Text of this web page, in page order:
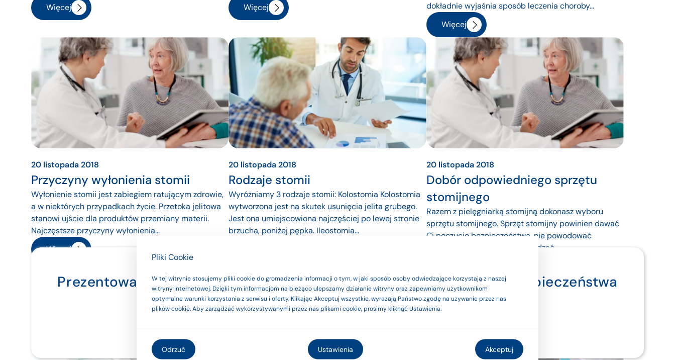
Więcej
Więcej
dokładnie wyjaśnia sposób leczenia choroby...
Więcej
20 listopada 2018
Przyczyny wyłonienia stomii
Wyłonienie stomii jest zabiegiem ratującym zdrowie,
a w niektórych przypadkach życie. Przetoka jelitowa
stanowi ujście dla produktów przemiany materii.
Najczęstsze przyczyny wyłonienia...
Więcej
20 listopada 2018
Rodzaje stomii
Wyróżniamy 3 rodzaje stomii: Kolostomia Kolostomia
wytworzona jest na skutek usunięcia jelita grubego.
Jest ona umiejscowiona najczęściej po lewej stronie
brzucha, poniżej pępka. Ileostomia...
20 listopada 2018
Dobór odpowiedniego sprzętu
stomijnego
Razem z pielęgniarką stomijną dokonasz wyboru
sprzętu stomijnego. Sprzęt stomijny powinien dawać
Ci poczucie bezpieczeństwa, nie powodować
uszkodzeń skóry i nie przeszkadzać...
Prezentowane na stronie produkty są wyrobami medycznymi. Dla bezpieczeństwa
używaj ich zgodnie z instrukcją użytkowania lub etykietą.
Pliki Cookie
W tej witrynie stosujemy pliki cookie do gromadzenia informacji o tym, w jaki sposób osoby odwiedzające korzystają z naszej
witryny internetowej. Dzięki tym informacjom na bieżąco ulepszamy działanie witryny oraz zapewniamy użytkownikom
optymalne warunki korzystania z serwisu i oferty. Klikając Akceptuj wszystkie, wyrażają Państwo zgodę na używanie przez nas
plików cookie. Aby zarządzać wykorzystywanymi przez nas plikami cookie, prosimy kliknąć Ustawienia.
Odrzuć Ustawienia Akceptuj